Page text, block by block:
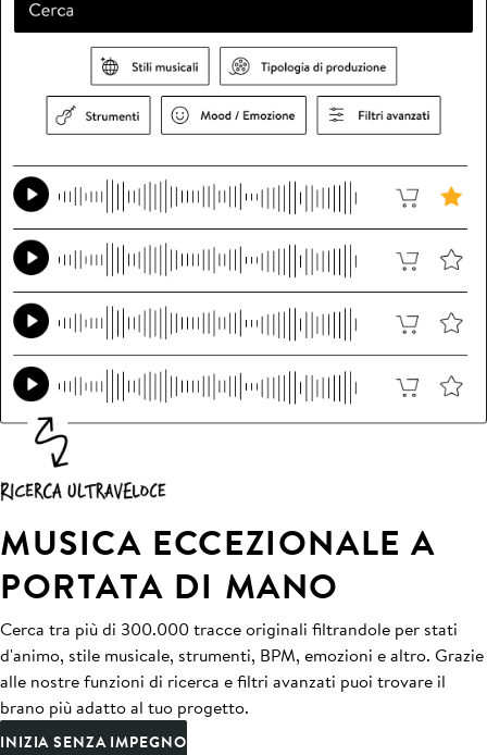
MUSICA ECCEZIONALE A
PORTATA DI MANO
Cerca tra più di 300.000 tracce originali filtrandole per stati
d'animo, stile musicale, strumenti, BPM, emozioni e altro. Grazie
alle nostre funzioni di ricerca e filtri avanzati puoi trovare il
brano più adatto al tuo progetto.
INIZIA SENZA IMPEGNO